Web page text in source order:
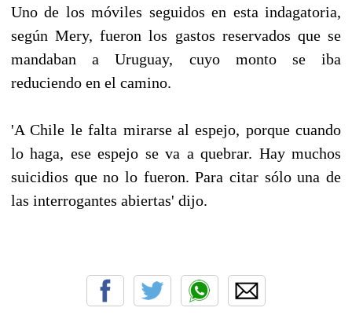
Uno de los móviles seguidos en esta indagatoria,
según Mery, fueron los gastos reservados que se
mandaban a Uruguay, cuyo monto se iba
reduciendo en el camino.
'A Chile le falta mirarse al espejo, porque cuando
lo haga, ese espejo se va a quebrar. Hay muchos
suicidios que no lo fueron. Para citar sólo una de
las interrogantes abiertas' dijo.